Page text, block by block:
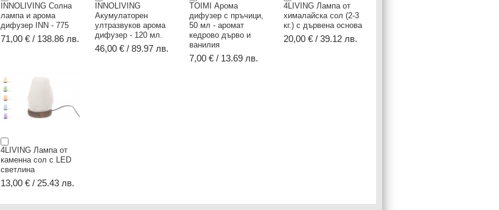
INNOLIVING Солна
лампа и арома
дифузер INN - 775
71,00 € / 138.86 лв.
INNOLIVING
Акумулаторен
ултразвуков арома
дифузер - 120 мл.
46,00 € / 89.97 лв.
TOIMI Арома
дифузер с пръчици,
50 мл - аромат
кедрово дърво и
ванилия
7,00 € / 13.69 лв.
4LIVING Лампа от
хималайска сол (2-3
кг.) с дървена основа
20,00 € / 39.12 лв.
4LIVING Лампа от
каменна сол с LED
светлина
13,00 € / 25.43 лв.